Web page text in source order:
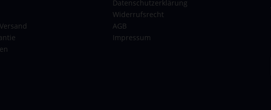
x 20 cm, 65 x 42 x 26 cm
70 Liter
kg
Datenschutzerklärung
Widerrufsrecht
AGB
Impressum